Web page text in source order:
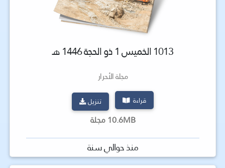
1013 الخميس 1 ذو الحجة 1446 هـ
مجلة الأحرار
قراءة تنزيل
10.6MB مجلة
منذ حوالي سنة